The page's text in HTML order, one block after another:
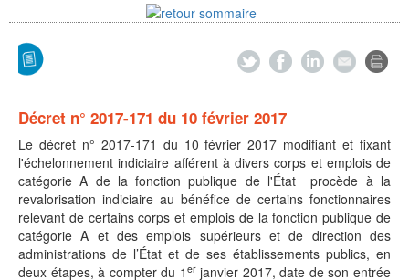
Décret n° 2017-171 du 10 février 2017
Le décret n° 2017-171 du 10 février 2017 modifiant et fixant
l'échelonnement indiciaire afférent à divers corps et emplois de
catégorie A de la fonction publique de l'État procède à la
revalorisation indiciaire au bénéfice de certains fonctionnaires
relevant de certains corps et emplois de la fonction publique de
catégorie A et des emplois supérieurs et de direction des
administrations de l’État et de ses établissements publics, en
deux étapes, à compter du 1 erjanvier 2017, date de son entrée